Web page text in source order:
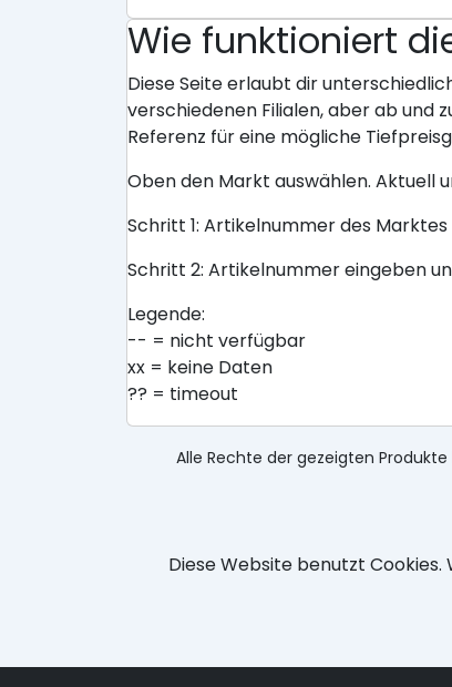
Wie funktioniert
Diese Seite erlaubt dir
verschiedenen Filialen, aber ab und
Referenz für eine mögliche
Oben den Markt auswählen. Aktuell
Schritt 1: Artikelnummer des
Schritt 2: Artikelnummer eingeben
Legende:
-- = nicht verfügbar
xx = keine Daten
?? = timeout
Alle Rechte der gezeigten
Diese Website benutzt